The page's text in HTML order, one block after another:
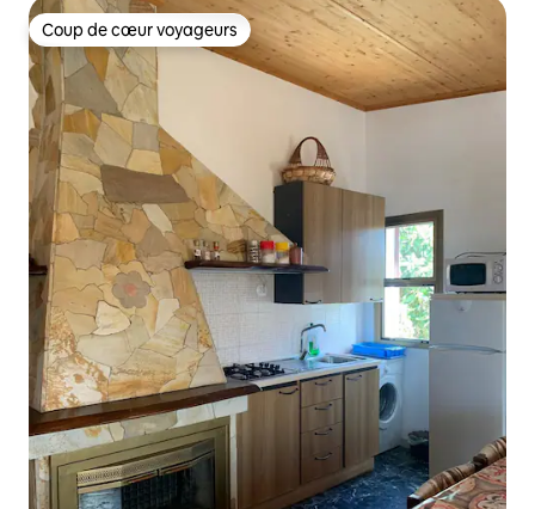
Coup de cœur voyageurs
Coup de cœur voyageurs